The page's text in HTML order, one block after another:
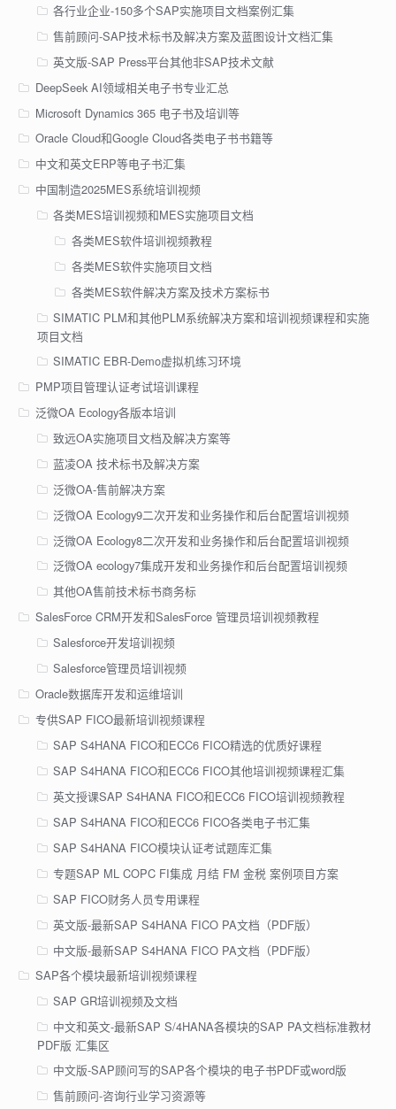
各行业企业-150多个SAP实施项目文档案例汇集
售前顾问-SAP技术标书及解决方案及蓝图设计文档汇集
英文版-SAP Press平台其他非SAP技术文献
DeepSeek AI领域相关电子书专业汇总
Microsoft Dynamics 365 电子书及培训等
Oracle Cloud和Google Cloud各类电子书书籍等
中文和英文ERP等电子书汇集
中国制造2025MES系统培训视频
各类MES培训视频和MES实施项目文档
各类MES软件培训视频教程
各类MES软件实施项目文档
各类MES软件解决方案及技术方案标书
SIMATIC PLM和其他PLM系统解决方案和培训视频课程和实施
项目文档
SIMATIC EBR-Demo虚拟机练习环境
PMP项目管理认证考试培训课程
泛微OA Ecology各版本培训
致远OA实施项目文档及解决方案等
蓝凌OA 技术标书及解决方案
泛微OA-售前解决方案
泛微OA Ecology9二次开发和业务操作和后台配置培训视频
泛微OA Ecology8二次开发和业务操作和后台配置培训视频
泛微OA ecology7集成开发和业务操作和后台配置培训视频
其他OA售前技术标书商务标
SalesForce CRM开发和SalesForce 管理员培训视频教程
Salesforce开发培训视频
Salesforce管理员培训视频
Oracle数据库开发和运维培训
专供SAP FICO最新培训视频课程
SAP S4HANA FICO和ECC6 FICO精选的优质好课程
SAP S4HANA FICO和ECC6 FICO其他培训视频课程汇集
英文授课SAP S4HANA FICO和ECC6 FICO培训视频教程
SAP S4HANA FICO和ECC6 FICO各类电子书汇集
SAP S4HANA FICO模块认证考试题库汇集
专题SAP ML COPC FI集成 月结 FM 金税 案例项目方案
SAP FICO财务人员专用课程
英文版-最新SAP S4HANA FICO PA文档（PDF版）
中文版-最新SAP S4HANA FICO PA文档（PDF版）
SAP各个模块最新培训视频课程
SAP GR培训视频及文档
中文和英文-最新SAP S/4HANA各模块的SAP PA文档标准教材
PDF版 汇集区
中文版-SAP顾问写的SAP各个模块的电子书PDF或word版
售前顾问-咨询行业学习资源等